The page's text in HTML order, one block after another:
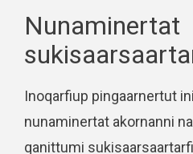
Nunaminertat
Inoqarfiup pingaarnertut
nunaminertat akornanni
qanittumi